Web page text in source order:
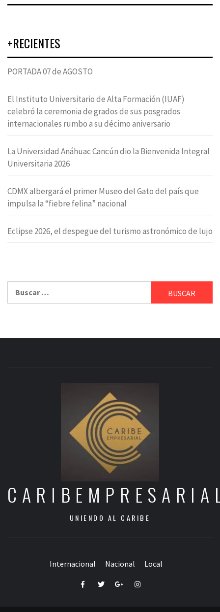
+RECIENTES
PORTADA 07 de AGOSTO
El Instituto Universitario de Alta Formación (IUAF)
celebró la ceremonia de grados de sus posgrados
internacionales rumbo a su décimo aniversario
La Universidad Anáhuac Cancún dio la Bienvenida Integral
Universitaria 2026
CDMX albergará el primer Museo del Gato del país que
impulsa la “fiebre felina” nacional
Eclipse 2026, el despegue del turismo astronómico de lujo
UNIENDO AL CARIBE
Internacional Nacional Local
FacebookTwitterGoogle+Instagram